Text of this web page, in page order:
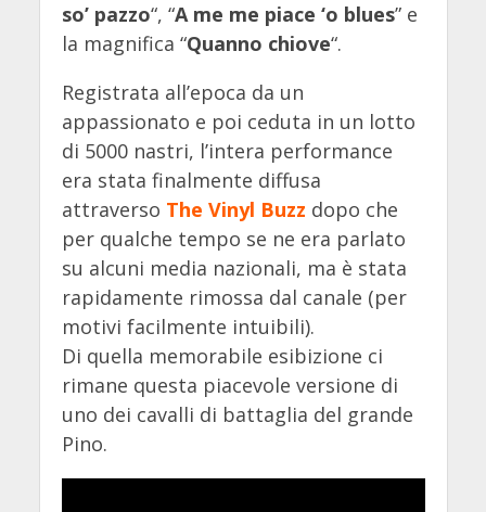
so’ pazzo“, “A me me piace ‘o blues” e
la magnifica “Quanno chiove“.
Registrata all’epoca da un
appassionato e poi ceduta in un lotto
di 5000 nastri, l’intera performance
era stata finalmente diffusa
attraverso The Vinyl Buzz dopo che
per qualche tempo se ne era parlato
su alcuni media nazionali, ma è stata
rapidamente rimossa dal canale (per
motivi facilmente intuibili).
Di quella memorabile esibizione ci
rimane questa piacevole versione di
uno dei cavalli di battaglia del grande
Pino.